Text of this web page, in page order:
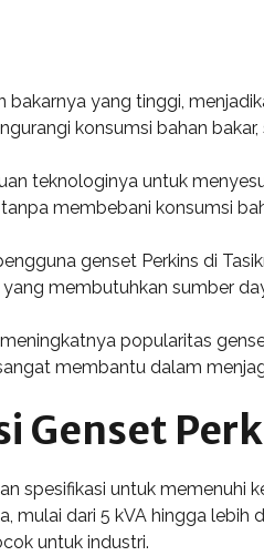
bakarnya yang tinggi,
konsumsi bahan
teknologinya untuk
membebani konsumsi
genset Perkins di
membutuhkan sumber
popularitas
membantu dalam
Genset
spesifikasi untuk
mulai dari 5 kVA hingga
untuk industri.